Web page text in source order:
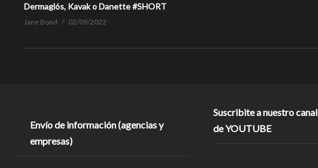
Dermaglós, Kavak o Danette #SHORT
Jane Bond 02/09/2022
Envío de información (agencias y
empresas)
Suscribite a nuestro canal
de YOUTUBE